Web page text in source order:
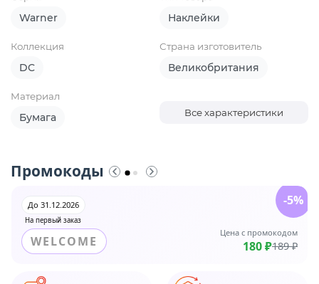
Warner Наклейки
Коллекция
DC
Страна изготовитель
Великобритания
Материал
Бумага Все характеристики
Промокоды
На первый заказ
До 31.12.2026
WELCOME
Цена с промокодом
180 ₽189 ₽
-5%